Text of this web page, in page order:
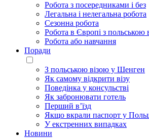
Робота з посередниками і без
Легальна і нелегальна робота
Сезонна робота
Робота в Європі з польською
Робота або навчання
Поради
З польською візою у Шенген
Як самому відкрити візу
Поведінка у консульстві
Як забронювати готель
Перший в’їзд
Якщо вкрали паспорт у
У екстренних випадках
Новини